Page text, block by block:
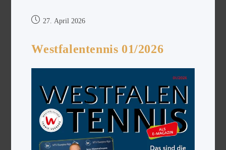
27. April 2026
Westfalentennis 01/2026